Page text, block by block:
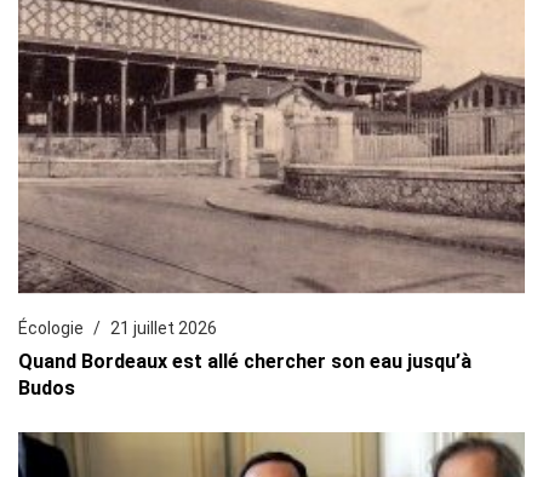
Écologie 21 juillet 2026
Quand Bordeaux est allé chercher son eau jusqu’à
Budos